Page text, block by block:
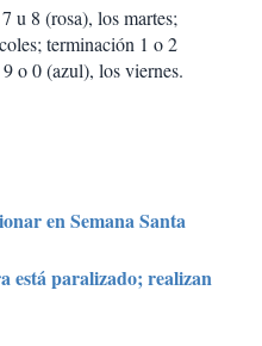
u 8 (rosa), los martes;
terminación 1 o 2
o 0 (azul), los viernes.
en Semana Santa
está paralizado; realizan